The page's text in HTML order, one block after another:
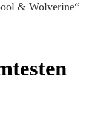
& Wolverine“